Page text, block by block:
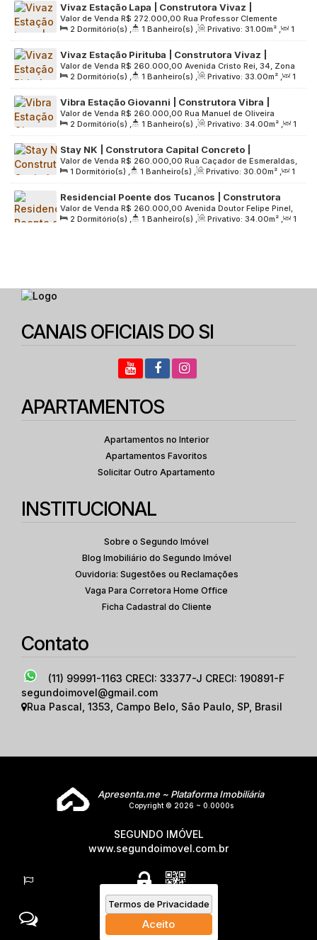
Termos de Privacidade
Aceito
Vivaz Estação Lapa | Construtora Vivaz |
Construção | 31 metros | 02 dormitórios | sem
varanda e vaga
R$ 272.000,00
Valor de Venda
Rua Professor Clemente
Pastore, 123, Zona Oeste, 05038-120, Parque Residencial da
Lapa, São Paulo, São Paulo, Brasil
2 Dormitório(s) , 1 Banheiro(s) , Privativo: 31.00m² ,
1
Sala(s) , Útil: 31.00m² , Terreno: 3670.00m²
Vivaz Estação Pirituba | Construtora Vivaz |
Construção | 33 metros | 02 dormitórios | com
varanda | sem vaga
R$ 260.000,00
Valor de Venda
Avenida Cristo Rei, 34, Zona
Norte, 02920-130, Vila Pereira Barreto, São Paulo, São Paulo,
Brasil
2 Dormitório(s) , 1 Banheiro(s) , Privativo: 33.00m² ,
1
Sala(s) , Útil: 33.00m² , Terreno: 3712.00m²
Vibra Estação Giovanni | Construtora Vibra |
Construção | 34 Metros | 02 Dormitórios | sem
Varanda Vaga
R$ 260.000,00
Valor de Venda
Rua Manuel de Oliveira
Falcão, 44, Zona Sul, 05777-100, Vila Nova das Belezas, São
Paulo, São Paulo, Brasil
2 Dormitório(s) , 1 Banheiro(s) , Privativo: 34.00m² ,
1
Sala(s) , Útil: 34.00m² , Terreno: 2188.00m²
Stay NK | Construtora Capital Concreto |
Construção | 30 metros | studios com varanda |
sem vaga
R$ 260.000,00
Valor de Venda
Rua Caçador de Esmeraldas,
245, Zona Sul, 04274-050, Vila São José (Ipiranga), São
Paulo, São Paulo, Brasil
1 Dormitório(s) , 1 Banheiro(s) , Privativo: 30.00m² ,
1
Sala(s) , Útil: 30.00m² , Terreno: 2018.00m²
Residencial Poente dos Tucanos | Construtora
MRV | Construção | 34 metros | 02 dormitórios |
sem varanda e vaga
R$ 260.000,00
Valor de Venda
Avenida Doutor Felipe Pinel,
1265, Zona Norte, 02939-000, Pirituba, São Paulo, São
2 Dormitório(s) , 1 Banheiro(s) , Privativo: 34.00m² ,
1
CANAIS OFICIAIS DO SI
APARTAMENTOS
Apartamentos no Interior
Apartamentos Favoritos
Solicitar Outro Apartamento
INSTITUCIONAL
Sobre o Segundo Imóvel
Blog Imobiliário do Segundo Imóvel
Ouvidoria: Sugestões ou Reclamações
Vaga Para Corretora Home Office
Ficha Cadastral do Cliente
Contato
(11) 99991-1163 CRECI: 33377-J CRECI: 190891-F
segundoimovel@gmail.com
Rua Pascal 1353 Campo Belo São Paulo SP Brasil
Apresenta.me ~ Plataforma Imobiliária
Copyright © 2026 ~ 0.0000s
SEGUNDO IMÓVEL
www.segundoimovel.com.br